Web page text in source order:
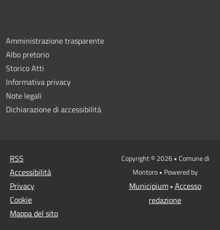
Amministrazione trasparente
Albo pretorio
Storico Atti
Informativa privacy
Note legali
Dichiarazione di accessibilità
RSS
Accessibilità
Privacy
Cookie
Mappa del sito
Copyright © 2026 • Comune di
Montoro • Powered by
Municipium• Accesso
redazione